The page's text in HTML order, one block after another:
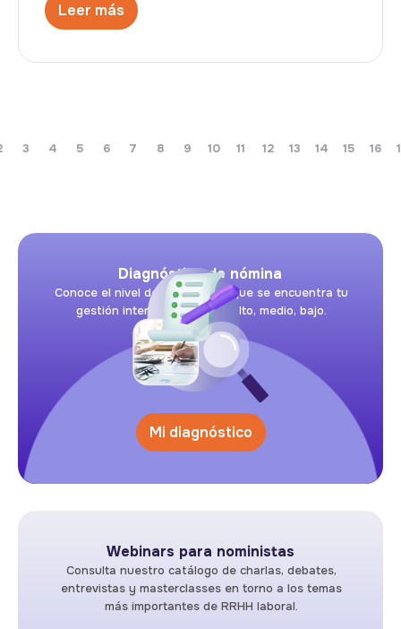
Leer más
3 4 5 6 7 8 9 10 11 12 13 14 15 16
Diagnóstico de nómina
Conoce el nivel de riesgo en el que se encuentra tu
gestión interna de nómina: alto, medio, bajo.
Mi diagnóstico
Webinars para noministas
Consulta nuestro catálogo de charlas, debates,
entrevistas y masterclasses en torno a los temas
más importantes de RRHH laboral.